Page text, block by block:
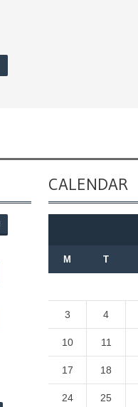
CALENDAR
M T
3 4
10 11
17 18
24 25